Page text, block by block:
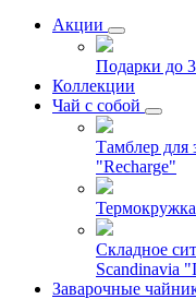
Акции
Подарки до
Коллекции
Чай с собой
Тамблер для
"Recharge"
Складное
Scandinavia
Заварочные